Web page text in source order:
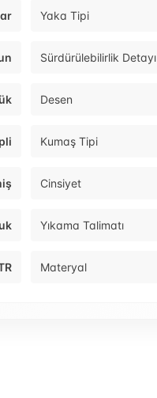
Yaka Tipi
Sürdürülebilirlik Detayı
Desen
Kumaş Tipi
Cinsiyet
Yıkama Talimatı
Materyal